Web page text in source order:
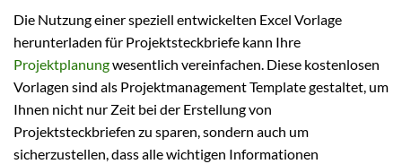
Die Nutzung einer speziell entwickelten Excel Vorlage
herunterladen für Projektsteckbriefe kann Ihre
Projektplanungwesentlich vereinfachen. Diese kostenlosen
Vorlagen sind als Projektmanagement Template gestaltet, um
Ihnen nicht nur Zeit bei der Erstellung von
Projektsteckbriefen zu sparen, sondern auch um
sicherzustellen, dass alle wichtigen Informationen